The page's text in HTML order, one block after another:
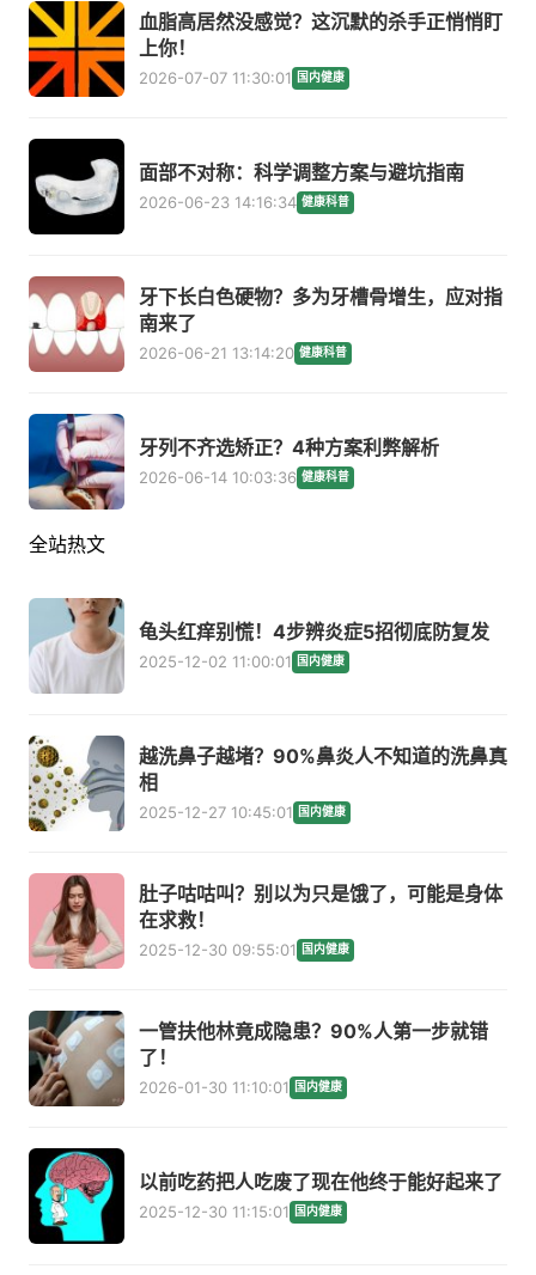
血脂高居然没感觉？这沉默的杀手正悄悄盯
上你！
2026-07-07 11:30:01 国内健康
面部不对称：科学调整方案与避坑指南
2026-06-23 14:16:34 健康科普
牙下长白色硬物？多为牙槽骨增生，应对指
南来了
2026-06-21 13:14:20 健康科普
牙列不齐选矫正？4种方案利弊解析
2026-06-14 10:03:36 健康科普
全站热文
龟头红痒别慌！4步辨炎症5招彻底防复发
2025-12-02 11:00:01 国内健康
越洗鼻子越堵？90%鼻炎人不知道的洗鼻真
相
2025-12-27 10:45:01 国内健康
肚子咕咕叫？别以为只是饿了，可能是身体
在求救！
2025-12-30 09:55:01 国内健康
一管扶他林竟成隐患？90%人第一步就错
了！
2026-01-30 11:10:01 国内健康
以前吃药把人吃废了现在他终于能好起来了
2025-12-30 11:15:01 国内健康